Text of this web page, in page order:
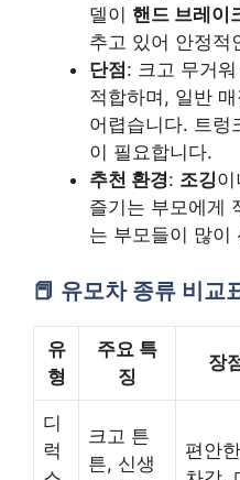
델이 핸드 브레이
추고 있어 안정적
단점 : 크고 무거워
적합하며, 일반
어렵습니다. 트렁
이 필요합니다.
추천 환경: 조깅이
즐기는 부모에게
는 부모들이 많이
유모차 종류 비교
유
형
주요 특
징
장
디
럭
크고 튼
튼, 신생
편안